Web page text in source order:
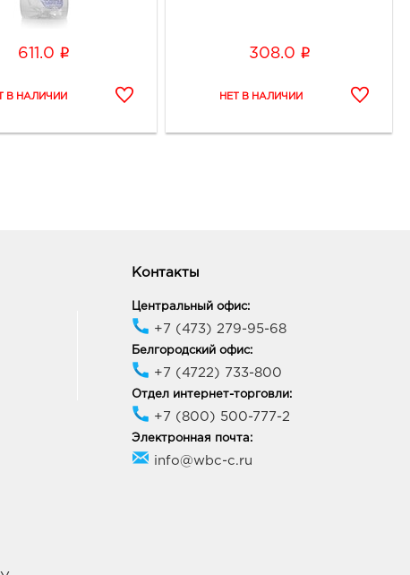
611.0 i 308.0 i
Контакты
Центральный офис:
+7 (473) 279-95-68
Белгородский офис:
+7 (4722) 733-800
Отдел интернет-торговли:
+7 (800) 500-777-2
Электронная почта:
info@wbc-c.ru